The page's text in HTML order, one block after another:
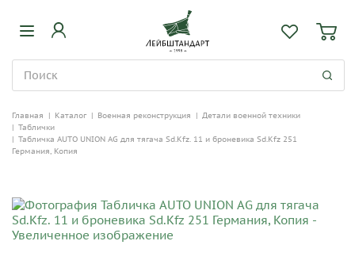
Главная | Каталог | Военная реконструкция | Детали военной техники
| Таблички
| Табличка AUTO UNION AG для тягача Sd.Kfz. 11 и броневика Sd.Kfz 251
Германия, Копия